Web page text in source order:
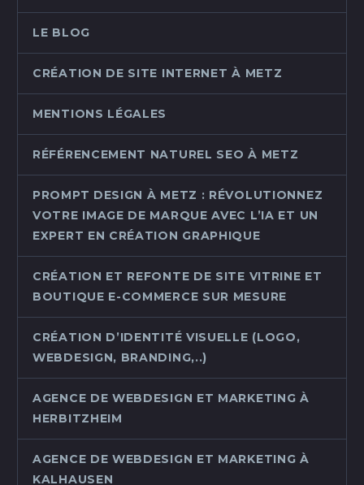
LE BLOG
CRÉATION DE SITE INTERNET À METZ
MENTIONS LÉGALES
RÉFÉRENCEMENT NATUREL SEO À METZ
PROMPT DESIGN À METZ : RÉVOLUTIONNEZ
VOTRE IMAGE DE MARQUE AVEC L’IA ET UN
EXPERT EN CRÉATION GRAPHIQUE
CRÉATION ET REFONTE DE SITE VITRINE ET
BOUTIQUE E-COMMERCE SUR MESURE
CRÉATION D’IDENTITÉ VISUELLE (LOGO,
WEBDESIGN, BRANDING,..)
AGENCE DE WEBDESIGN ET MARKETING À
HERBITZHEIM
AGENCE DE WEBDESIGN ET MARKETING À
KALHAUSEN